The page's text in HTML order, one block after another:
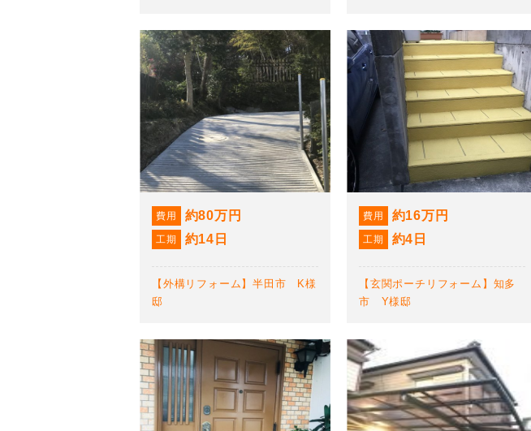
費用 約80万円
工期 約14日
【外構リフォーム】半田市 K様
邸
費用 約16万円
工期 約4日
【玄関ポーチリフォーム】知多
市 Y様邸